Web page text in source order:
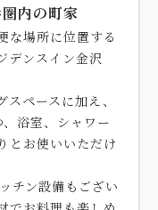
内の町家
な場所に位置する
デンスイン金沢
ペースに加え、
浴室、シャワー
とお使いいただけ
チン設備もござい